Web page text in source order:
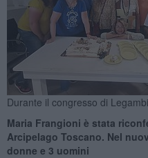
Durante il congresso di
Maria Frangioni è stata
Arcipelago Toscano. Nel
donne e 3 uomini